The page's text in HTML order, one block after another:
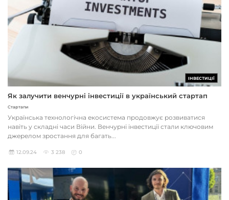
ІНВЕСТИЦІЇ
Як залучити венчурні інвестиції в український стартап
Стартапи
Українська технологічна екосистема продовжує розвиватися
навіть у складні часи Війни. Венчурні інвестиції стали ключовим
джерелом зростання для багать...
12.09.24 3 238 0